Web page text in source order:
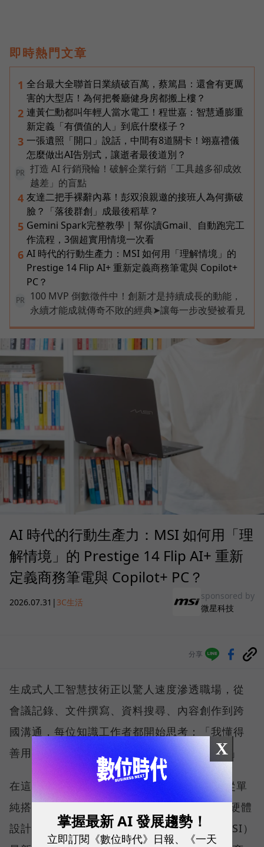
即時熱門文章
1 全台最大全聯首日業績破百萬，蔡篤昌：還會有更厲
害的大型店！為何把餐廳健身房都搬上樓？
2 連黃仁勳都叫年輕人當水電工！程世嘉：智慧通膨重
新定義「有價值的人」到底什麼樣子？
3 一張遺照「開口」說話，中間有8道關卡！翊嘉禮儀
怎麼做出AI告別式，讓逝者最後道別？
PR
打造 AI 行銷飛輪！破解企業行銷「工具越多卻成效
越差」的盲點
4 友達二把手裸辭內幕！彭双浪親邀的接班人為何撕破
臉？「落後群創」成最後稻草？
5 Gemini Spark完整教學｜幫你讀Gmail、自動跑完工
作流程，3個超實用情境一次看
6 AI 時代的行動生產力：MSI 如何用「理解情境」的
Prestige 14 Flip AI+ 重新定義商務筆電與 Copilot+
PC？
PR
100 MVP 倒數徵件中！創新才是持續成長的動能，
永續才能成就傳奇不敗的經典➤讓每一步改變被看見
AI 時代的行動生產力：MSI 如何用「理
解情境」的 Prestige 14 Flip AI+ 重新
定義商務筆電與 Copilot+ PC？
2026.07.31 | 3C生活
sponsored by
微星科技
分享
生成式人工智慧技術正以驚人速度滲透職場，從
會議記錄、文件撰寫、資料搜尋、內容創作到跨
國溝通，每位知識工作者都開始思考：「我懂得
善用 AI 嗎？我的硬體跟得上生產力轉型嗎？」
在這樣的氛圍下，市場對 AI PC 的期待，已從單
純搭載最新處理器，擴展到如何將 AI 算力、硬體
設計與真實使用情境無縫整合。微星科技（MSI）
X
掌握最新 AI 發展趨勢！
立即訂閱《數位時代》日報、《一天